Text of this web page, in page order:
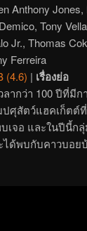
Anthony
Tony
Jr., Thomas
Ferreira
(4.6) | เรื่องย่อ
ลากว่า 100 ปีที่มีก
ปศุสัตว์แฮคเก็ตต์
เจอ และในปีนี้ก
ด้พบกับคาวบอย